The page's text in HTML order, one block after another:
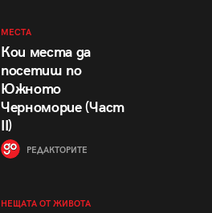
МЕСТА
Кои места да
посетиш по
Южното
Черноморие (Част
II)
РЕДАКТОРИТЕ
НЕЩАТА ОТ ЖИВОТА